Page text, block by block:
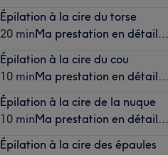
Épilation à la cire du torse
20 minMa prestation en détail...
Épilation à la cire du cou
10 minMa prestation en détail...
Épilation à la cire de la nuque
10 minMa prestation en détail...
Épilation à la cire des épaules